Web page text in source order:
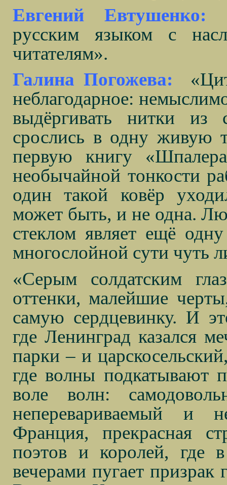
Евгений Евтушенко:
русским языком с
читателям».
Галина Погожева:
неблагодарное:
выдёргивать нитки из
срослись в одну живую
первую книгу
необычайной тонкости
один такой ковёр
может быть, и не одна.
стеклом являет ещё
многослойной сути чуть
«Серым солдатским
оттенки, малейшие
самую сердцевинку. И
где Ленинград казался
парки – и
где волны подкатывают
воле волн:
неперевариваемый и
Франция, прекрасная
поэтов и королей, где
вечерами пугает призрак